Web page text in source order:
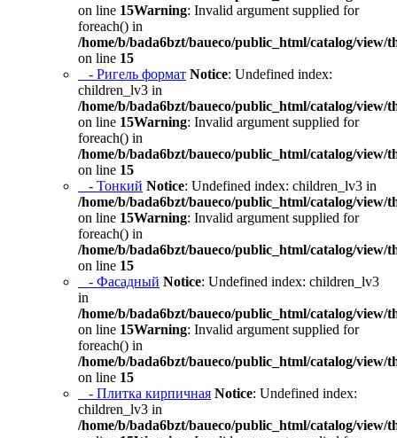
on line 15Warning: Invalid argument supplied for
foreach() in
/home/b/bada6bzt/baueco/public_html/catalog/view/
on line 15
- Ригель формат Notice: Undefined index:
children_lv3 in
/home/b/bada6bzt/baueco/public_html/catalog/view/
on line 15Warning: Invalid argument supplied for
foreach() in
/home/b/bada6bzt/baueco/public_html/catalog/view/
on line 15
- Тонкий Notice: Undefined index: children_lv3 in
/home/b/bada6bzt/baueco/public_html/catalog/view/
on line 15Warning: Invalid argument supplied for
foreach() in
/home/b/bada6bzt/baueco/public_html/catalog/view/
on line 15
- Фасадный Notice: Undefined index: children_lv3
in
/home/b/bada6bzt/baueco/public_html/catalog/view/
on line 15Warning: Invalid argument supplied for
foreach() in
/home/b/bada6bzt/baueco/public_html/catalog/view/
on line 15
- Плитка кирпичная Notice: Undefined index:
children_lv3 in
/home/b/bada6bzt/baueco/public_html/catalog/view/